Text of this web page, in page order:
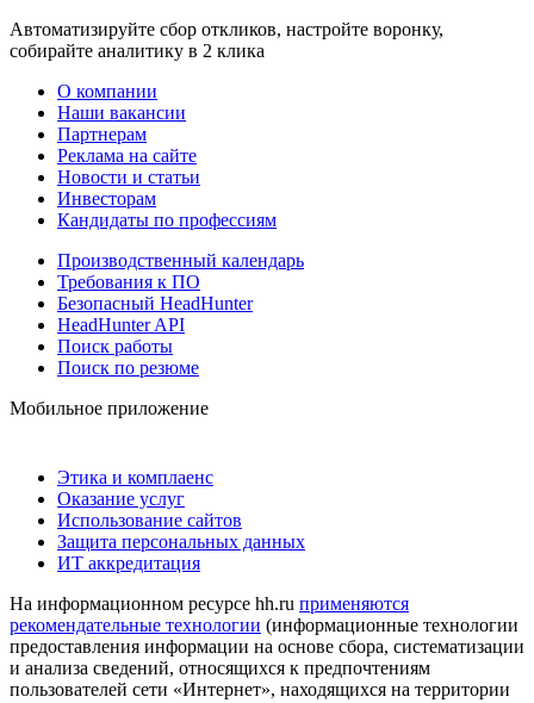
Автоматизируйте сбор откликов, настройте воронку,
собирайте аналитику в 2 клика
О компании
Наши вакансии
Партнерам
Реклама на сайте
Новости и статьи
Инвесторам
Кандидаты по профессиям
Производственный календарь
Требования к ПО
Безопасный HeadHunter
HeadHunter API
Поиск работы
Поиск по резюме
Мобильное приложение
Этика и комплаенс
Оказание услуг
Использование сайтов
Защита персональных данных
ИТ аккредитация
На информационном ресурсе hh.ru применяются
рекомендательные технологии (информационные технологии
предоставления информации на основе сбора, систематизации
и анализа сведений, относящихся к предпочтениям
пользователей сети «Интернет», находящихся на территории